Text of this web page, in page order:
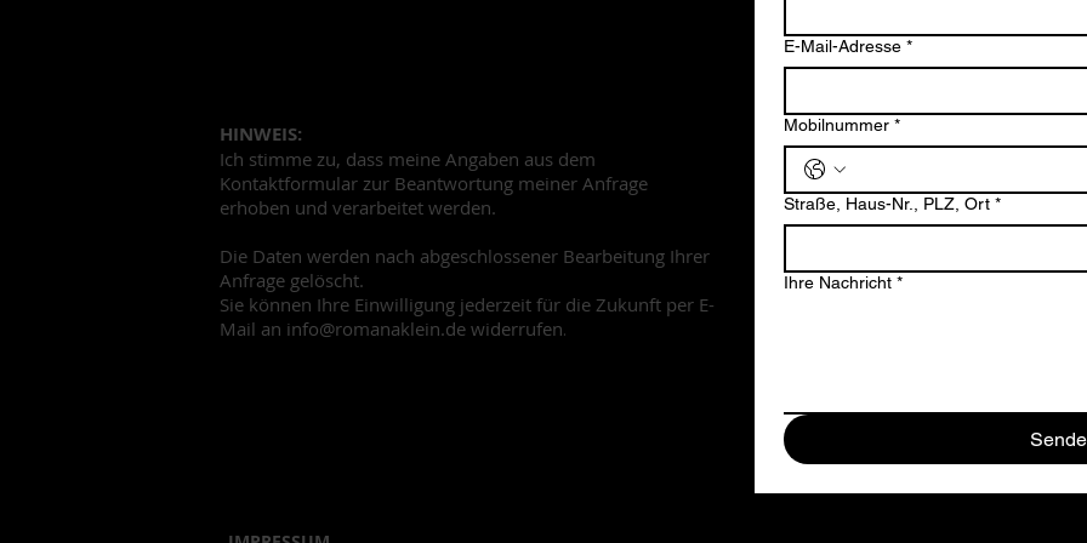
HINWEIS:
Ich stimme zu, dass meine Angaben aus dem
Kontaktformular zur Beantwortung meiner Anfrage
erhoben und verarbeitet werden.
Die Daten werden nach abgeschlossener Bearbeitung Ihrer
Anfrage gelöscht.
Sie können Ihre Einwilligung jederzeit für die Zukunft per E-
Mail an info@romanaklein.de widerrufen.
E-Mail-Adresse *
Mobilnummer *
Straße, Haus-Nr., PLZ, Ort *
Ihre Nachricht *